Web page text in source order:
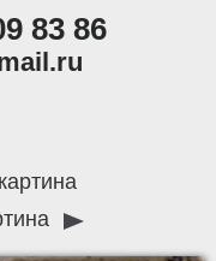
83 86